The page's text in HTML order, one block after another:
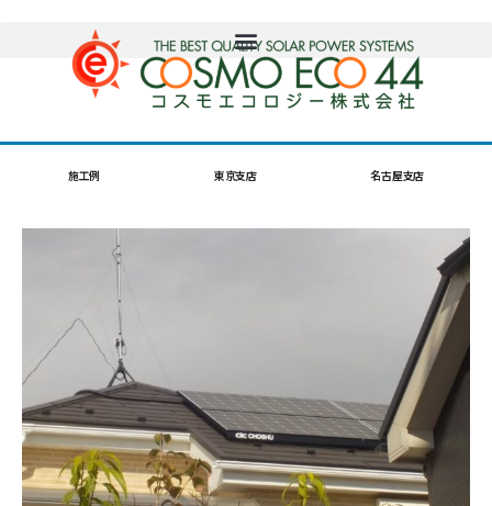
施工例 東京支店 名古屋支店